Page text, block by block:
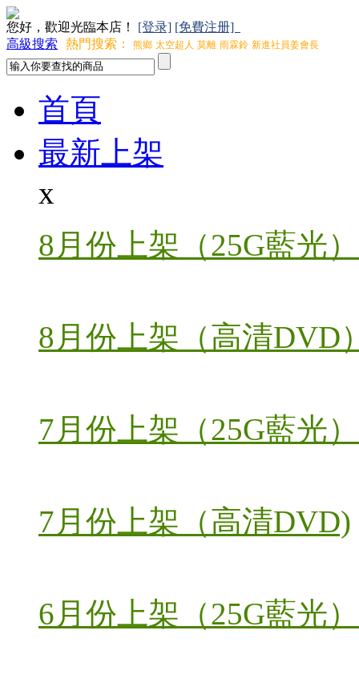
您好，歡迎光臨本店！ [登录] [免費注册]
高級搜索
熱門搜索： 熊鄉 太空超人 莫離 雨霖鈴 新進社員姜會長
首頁
最新上架
x
8月份上架（25G藍光）
8月份上架（高清DVD
7月份上架（25G藍光）
7月份上架（高清DVD)
6月份上架（25G藍光）